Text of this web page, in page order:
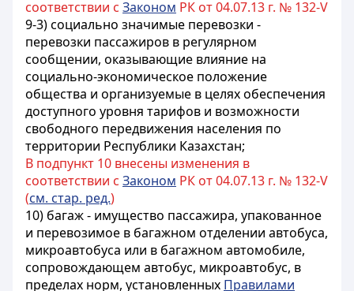
соответствии с Законом РК от 04.07.13 г. № 132-V
9-3) социально значимые перевозки -
перевозки пассажиров в регулярном
сообщении, оказывающие влияние на
социально-экономическое положение
общества и организуемые в целях обеспечения
доступного уровня тарифов и возможности
свободного передвижения населения по
территории Республики Казахстан;
В подпункт 10 внесены изменения в
соответствии с Законом РК от 04.07.13 г. № 132-V
(см. стар. ред.)
10) багаж - имущество пассажира, упакованное
и перевозимое в багажном отделении автобуса,
микроавтобуса или в багажном автомобиле,
сопровождающем автобус, микроавтобус, в
пределах норм, установленных Правилами